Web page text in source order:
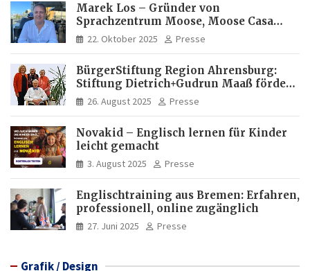
Marek Los – Gründer von
Sprachzentrum Moose, Moose Casa
Italia und Apartamento Brasil |
Internationaler Experte für Bildung
22. Oktober 2025 Presse
BürgerStiftung Region Ahrensburg:
Stiftung Dietrich+Gudrun Maaß fördert
Deutschkenntnisse von Frauen
26. August 2025 Presse
Novakid – Englisch lernen für Kinder
leicht gemacht
3. August 2025 Presse
Englischtraining aus Bremen: Erfahren,
professionell, online zugänglich
27. Juni 2025 Presse
Grafik / Design